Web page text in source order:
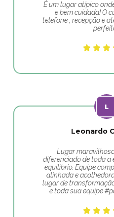
É um lugar atípico
e bem cuidada! O
telefone , recepção e
Leonardo
Lugar
diferenciado de toda a
equilíbrio. Equipe
alinhada e
lugar de
e toda sua equipe